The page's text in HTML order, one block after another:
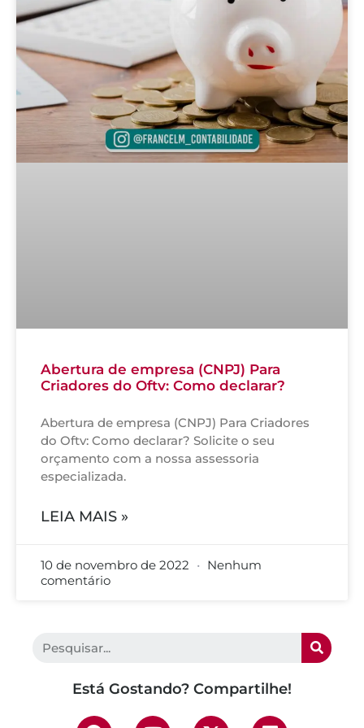
Abertura de empresa (CNPJ) Para
Criadores do Oftv: Como declarar?
Abertura de empresa (CNPJ) Para Criadores
do Oftv: Como declarar? Solicite o seu
orçamento com a nossa assessoria
especializada.
LEIA MAIS »
10 de novembro de 2022
Nenhum
comentário
Está Gostando? Compartilhe!